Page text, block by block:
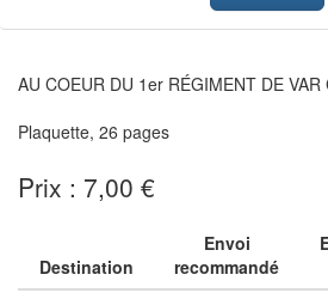
AU COEUR DU 1er RÉGIMENT DE VAR
Plaquette, 26 pages
Prix : 7,00 €
Destination
Envoi
recommandé